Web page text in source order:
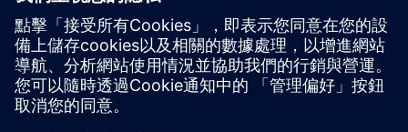
目前沒有可用活動
請將您的姓名加入課程候補名單，一旦有新的開課日期，我們將
通知您。
啟用通知服務